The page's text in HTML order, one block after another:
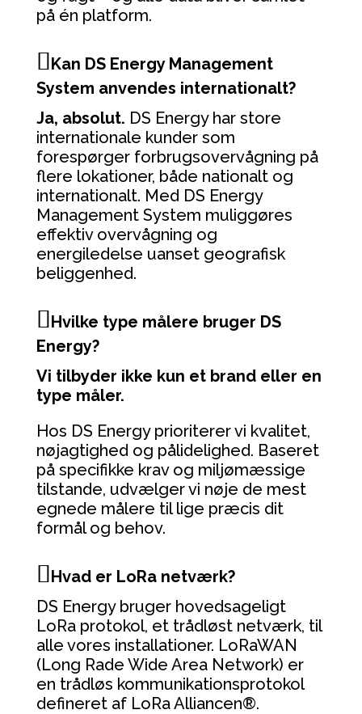
på én platform.
Kan DS Energy Management
System anvendes internationalt?
Ja, absolut. DS Energy har store
internationale kunder som
forespørger forbrugsovervågning på
flere lokationer, både nationalt og
internationalt. Med DS Energy
Management System muliggøres
effektiv overvågning og
energiledelse uanset geografisk
beliggenhed.
Hvilke type målere bruger DS
Energy?
Vi tilbyder ikke kun et brand eller en
type måler.
Hos DS Energy prioriterer vi kvalitet,
nøjagtighed og pålidelighed. Baseret
på specifikke krav og miljømæssige
tilstande, udvælger vi nøje de mest
egnede målere til lige præcis dit
formål og behov.
Hvad er LoRa netværk?
DS Energy bruger hovedsageligt
LoRa protokol, et trådløst netværk, til
alle vores installationer. LoRaWAN
(Long Rade Wide Area Network) er
en trådløs kommunikationsprotokol
defineret af LoRa Alliancen®.